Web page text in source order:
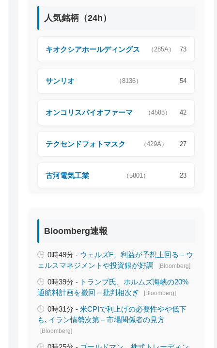
人気銘柄（24h）
キオクシアホールディングス （285A） 73
サンリオ （8136） 54
オンコリスバイオファーマ （4588） 42
テクセンドフォトマスク （429A） 27
古河電気工業 （5801） 23
Bloomberg速報
0時49分 - ウェルズF、利益が予想上回る－ウ
ェルスマネジメントや投資銀が好調
[Bloomberg]
0時39分 - トランプ氏、ホルムズ海峡の20%
通航料計画を撤回－批判相次ぎ
[Bloomberg]
0時31分 -米CPIで利上げの必要性やや低下
も､イラン情勢次第－市場関係者の見方
[Bloomberg]